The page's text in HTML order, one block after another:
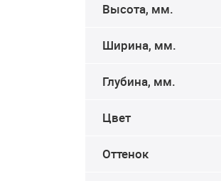
Высота, мм.
Ширина, мм.
Глубина, мм.
Цвет
Оттенок